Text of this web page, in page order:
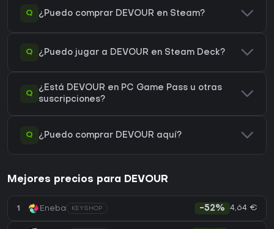
Q ¿Puedo comprar DEVOUR en Steam?
Q ¿Puedo jugar a DEVOUR en Steam Deck?
Q
¿Está DEVOUR en PC Game Pass u otras
suscripciones?
Q ¿Puedo comprar DEVOUR aquí?
Mejores precios para DEVOUR
1 Eneba KEYSHOP -52% 4,64 €